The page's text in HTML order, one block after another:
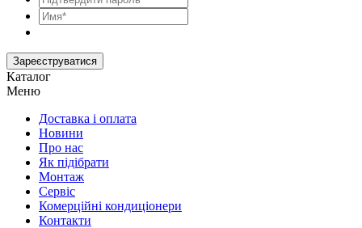
Зареєструватися
Каталог
Меню
Доставка і оплата
Новини
Про нас
Як підібрати
Монтаж
Сервіс
Комерційні кондиціонери
Контакти